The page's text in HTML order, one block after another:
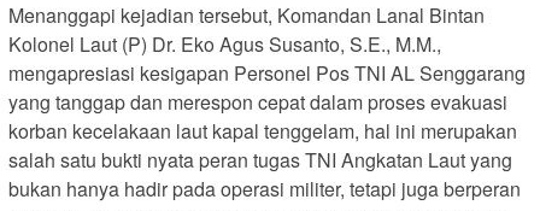
Menanggapi kejadian tersebut, Komandan Lanal Bintan
Kolonel Laut (P) Dr. Eko Agus Susanto, S.E., M.M.,
mengapresiasi kesigapan Personel Pos TNI AL Senggarang
yang tanggap dan merespon cepat dalam proses evakuasi
korban kecelakaan laut kapal tenggelam, hal ini merupakan
salah satu bukti nyata peran tugas TNI Angkatan Laut yang
bukan hanya hadir pada operasi militer, tetapi juga berperan